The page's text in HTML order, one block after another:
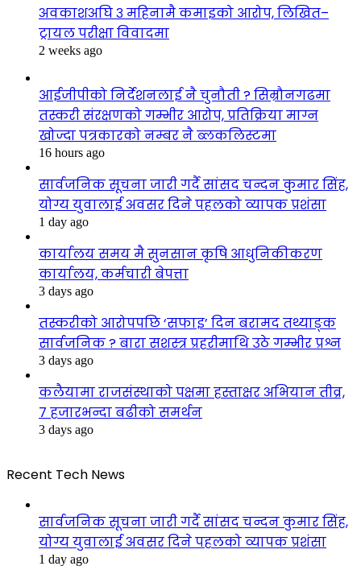
अवकाशअघि ३ महिनामै कमाइको आरोप, लिखित–
ट्रायल परीक्षा विवादमा
2 weeks ago
आईजीपीको निर्देशनलाई नै चुनौती ? सिम्रौनगढमा
तस्करी संरक्षणको गम्भीर आरोप, प्रतिक्रिया माग्न
खोज्दा पत्रकारको नम्बर नै ब्लकलिस्टमा
16 hours ago
सार्वजनिक सूचना जारी गर्दै सांसद चन्दन कुमार सिंह,
योग्य युवालाई अवसर दिने पहलको व्यापक प्रशंसा
1 day ago
कार्यालय समय मै सुनसान कृषि आधुनिकीकरण
कार्यालय, कर्मचारी बेपत्ता
3 days ago
तस्करीको आरोपपछि ‘सफाइ’ दिन बरामद तथ्याङ्क
सार्वजनिक ? बारा सशस्त्र प्रहरीमाथि उठे गम्भीर प्रश्न
3 days ago
कलैयामा राजसंस्थाको पक्षमा हस्ताक्षर अभियान तीव्र,
७ हजारभन्दा बढीको समर्थन
3 days ago
Recent Tech News
सार्वजनिक सूचना जारी गर्दै सांसद चन्दन कुमार सिंह,
योग्य युवालाई अवसर दिने पहलको व्यापक प्रशंसा
1 day ago